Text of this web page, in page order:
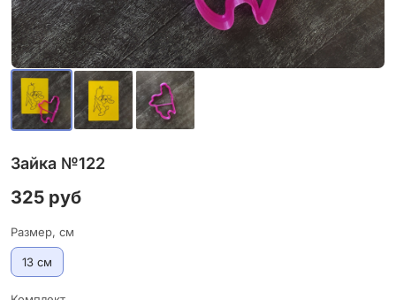
Зайка №122
325 руб
Размер, см
13 см